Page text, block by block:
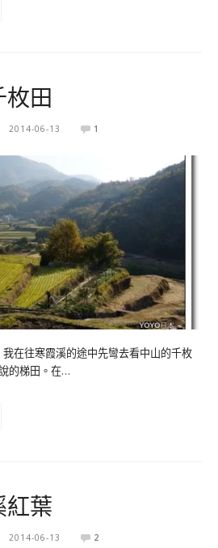
枚田
2014-06-13 1
往寒霞溪的途中先彎去看中山的千枚
的梯田。在…
紅葉
2014-06-13 2